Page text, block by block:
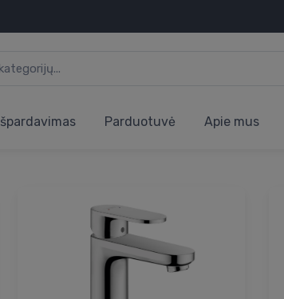
Išpardavimas Parduotuvė Apie mus